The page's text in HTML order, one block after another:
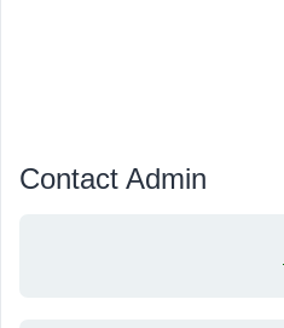
Contact Admin